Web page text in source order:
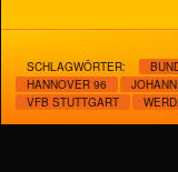
SCHLAGWÖRTER:
HANNOVER 96
VFB STUTTGART